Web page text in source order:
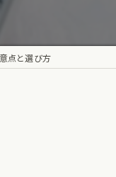
点と選び方